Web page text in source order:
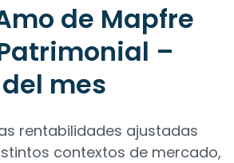
de Mapfre
–
mes
rentabilidades ajustadas
contextos de mercado,